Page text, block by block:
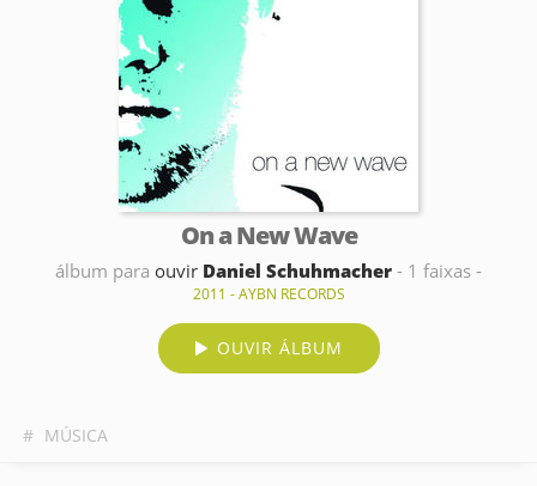
On a New Wave
álbum para ouvir Daniel Schuhmacher - 1 faixas -
2011 - AYBN RECORDS
OUVIR ÁLBUM
# MÚSICA